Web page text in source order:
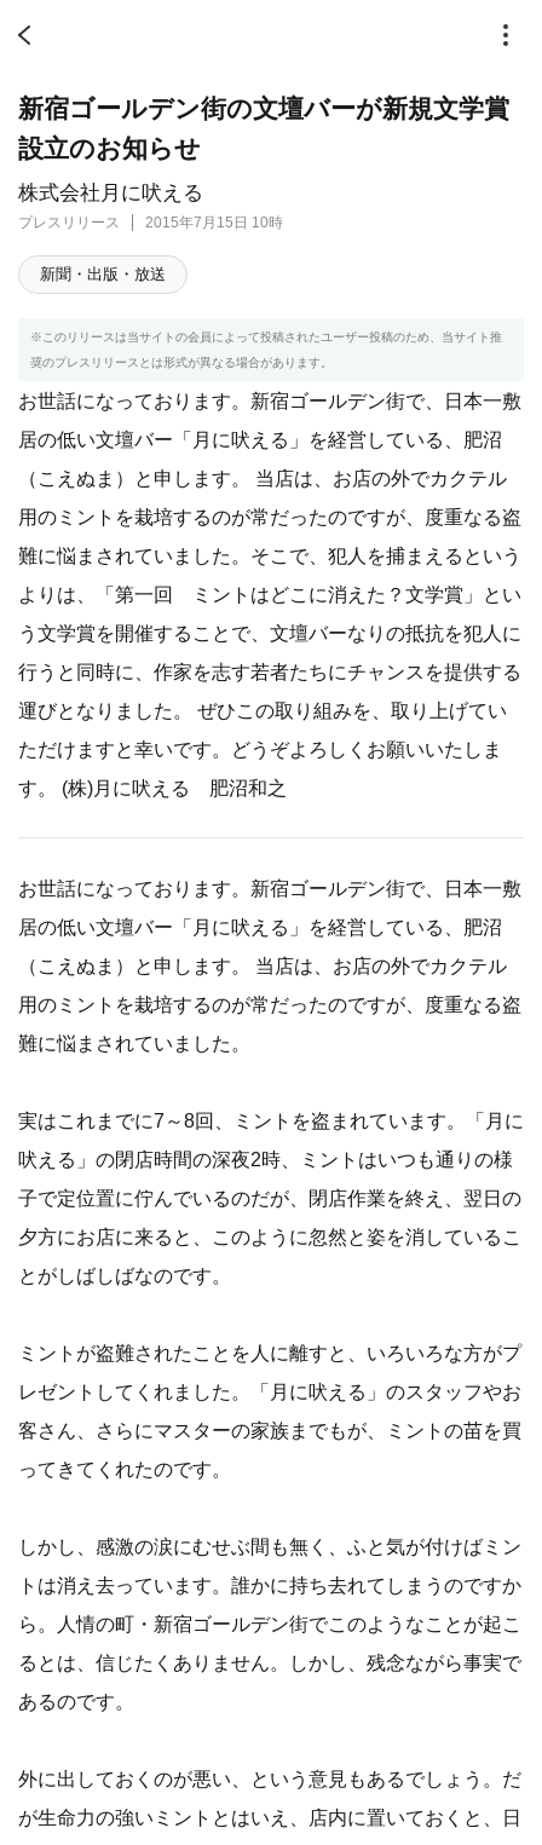
株式会社月に吠える
プレスリリース 2015年7月15日 10時
新宿ゴールデン街の文壇バーが新規文学賞
設立のお知らせ
新聞・出版・放送
※このリリースは当サイトの会員によって投稿されたユーザー投稿のため、当サイト推
奨のプレスリリースとは形式が異なる場合があります。
お世話になっております。新宿ゴールデン街で、日本一敷
居の低い文壇バー「月に吠える」を経営している、肥沼
（こえぬま）と申します。 当店は、お店の外でカクテル
用のミントを栽培するのが常だったのですが、度重なる盗
難に悩まされていました。そこで、犯人を捕まえるという
よりは、「第一回 ミントはどこに消えた？文学賞」とい
う文学賞を開催することで、文壇バーなりの抵抗を犯人に
行うと同時に、作家を志す若者たちにチャンスを提供する
運びとなりました。 ぜひこの取り組みを、取り上げてい
ただけますと幸いです。どうぞよろしくお願いいたしま
す。 (株)月に吠える 肥沼和之
お世話になっております。新宿ゴールデン街で、日本一敷
居の低い文壇バー「月に吠える」を経営している、肥沼
（こえぬま）と申します。 当店は、お店の外でカクテル
用のミントを栽培するのが常だったのですが、度重なる盗
難に悩まされていました。
実はこれまでに7～8回、ミントを盗まれています。「月に
吠える」の閉店時間の深夜2時、ミントはいつも通りの様
子で定位置に佇んでいるのだが、閉店作業を終え、翌日の
夕方にお店に来ると、このように忽然と姿を消しているこ
とがしばしばなのです。
ミントが盗難されたことを人に離すと、いろいろな方がプ
レゼントしてくれました。「月に吠える」のスタッフやお
客さん、さらにマスターの家族までもが、ミントの苗を買
ってきてくれたのです。
しかし、感激の涙にむせぶ間も無く、ふと気が付けばミン
トは消え去っています。誰かに持ち去れてしまうのですか
ら。人情の町・新宿ゴールデン街でこのようなことが起こ
るとは、信じたくありません。しかし、残念ながら事実で
あるのです。
外に出しておくのが悪い、という意見もあるでしょう。だ
が生命力の強いミントとはいえ、店内に置いておくと、日